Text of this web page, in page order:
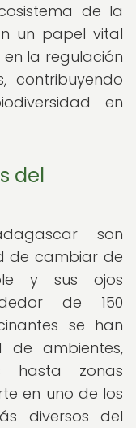
de la
un papel vital
la regulación
contribuyendo
en
del
son
de cambiar de
y sus ojos
de 150
se han
ambientes,
hasta zonas
en uno de los
diversos del